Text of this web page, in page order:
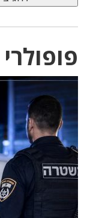
פופולרי